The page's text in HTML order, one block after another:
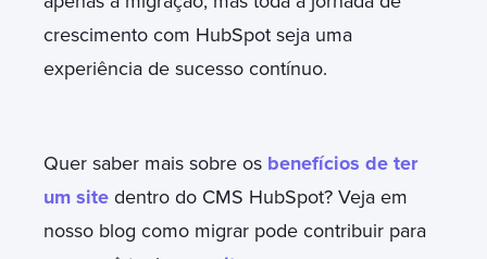
crescimento com HubSpot seja uma
experiência de sucesso contínuo.
Quer saber mais sobre os benefícios de ter
um site dentro do CMS HubSpot? Veja em
nosso blog como migrar pode contribuir para